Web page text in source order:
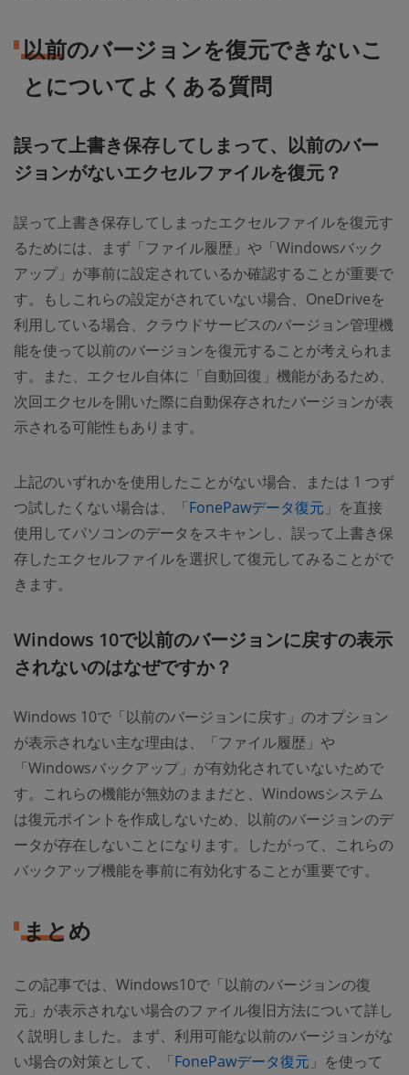
以前のバージョンを復元できないこ
とについてよくある質問
誤って上書き保存してしまって、以前のバー
ジョンがないエクセルファイルを復元？
誤って上書き保存してしまったエクセルファイルを復元す
るためには、まず「ファイル履歴」や「Windowsバック
アップ」が事前に設定されているか確認することが重要で
す。もしこれらの設定がされていない場合、OneDriveを
利用している場合、クラウドサービスのバージョン管理機
能を使って以前のバージョンを復元することが考えられま
す。また、エクセル自体に「自動回復」機能があるため、
次回エクセルを開いた際に自動保存されたバージョンが表
示される可能性もあります。
上記のいずれかを使用したことがない場合、または 1 つず
つ試したくない場合は、「FonePawデータ復元 」を直接
使用してパソコンのデータをスキャンし、誤って上書き保
存したエクセルファイルを選択して復元してみることがで
きます。
Windows 10で以前のバージョンに戻すの表示
されないのはなぜですか？
Windows 10で「以前のバージョンに戻す」のオプション
が表示されない主な理由は、「ファイル履歴」や
「Windowsバックアップ」が有効化されていないためで
す。これらの機能が無効のままだと、Windowsシステム
は復元ポイントを作成しないため、以前のバージョンのデ
ータが存在しないことになります。したがって、これらの
バックアップ機能を事前に有効化することが重要です。
まとめ
この記事では、Windows10で「以前のバージョンの復
元」が表示されない場合のファイル復旧方法について詳し
く説明しました。まず、利用可能な以前のバージョンがな
い場合の対策として、「FonePawデータ復元 」を使って